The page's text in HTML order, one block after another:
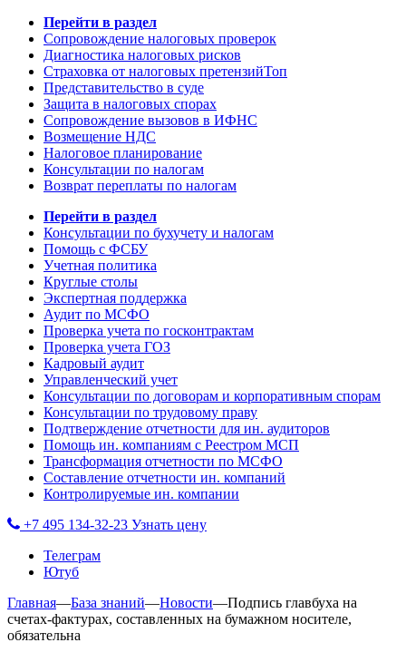
Перейти в раздел
Сопровождение налоговых проверок
Диагностика налоговых рисков
Страховка от налоговых претензийТоп
Представительство в суде
Защита в налоговых спорах
Сопровождение вызовов в ИФНС
Возмещение НДС
Налоговое планирование
Консультации по налогам
Возврат переплаты по налогам
Перейти в раздел
Консультации по бухучету и налогам
Помощь с ФСБУ
Учетная политика
Круглые столы
Экспертная поддержка
Аудит по МСФО
Проверка учета по госконтрактам
Проверка учета ГОЗ
Кадровый аудит
Управленческий учет
Консультации по договорам и корпоративным спорам
Консультации по трудовому праву
Подтверждение отчетности для ин. аудиторов
Помощь ин. компаниям с Реестром МСП
Трансформация отчетности по МСФО
Составление отчетности ин. компаний
Контролируемые ин. компании
+7 495 134-32-23 Узнать цену
Телеграм
Ютуб
Главная—База знаний—Новости—Подпись главбуха на
счетах-фактурах, составленных на бумажном носителе,
обязательна